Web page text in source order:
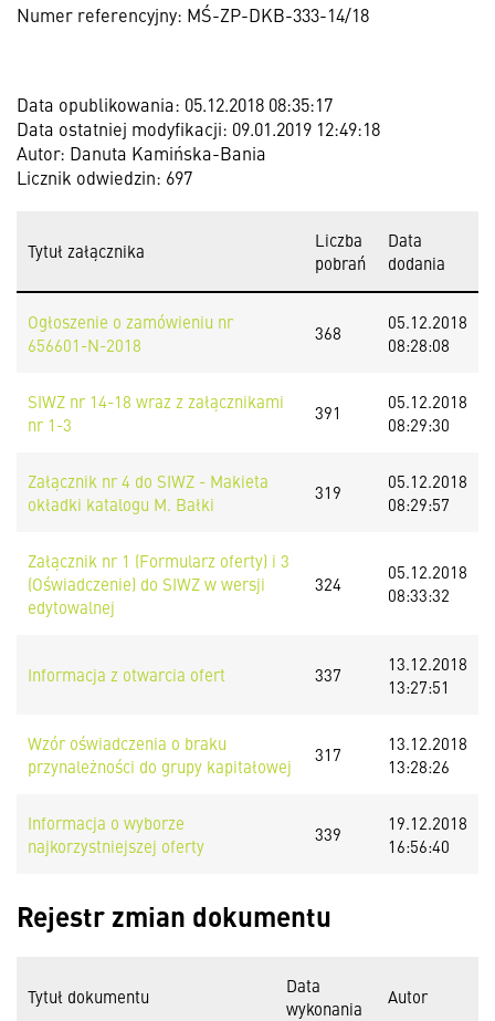
Numer referencyjny: MŚ-ZP-DKB-333-14/18
Data opublikowania: 05.12.2018 08:35:17
Data ostatniej modyfikacji: 09.01.2019 12:49:18
Autor: Danuta Kamińska-Bania
Licznik odwiedzin: 697
Tytuł załącznika
Liczba
pobrań
Data
dodania
Ogłoszenie o zamówieniu nr
656601-N-2018
368
05.12.2018
08:28:08
SIWZ nr 14-18 wraz z załącznikami
nr 1-3
391
05.12.2018
08:29:30
Załącznik nr 4 do SIWZ - Makieta
okładki katalogu M. Bałki
319
05.12.2018
08:29:57
Załącznik nr 1 (Formularz oferty) i 3
(Oświadczenie) do SIWZ w wersji
edytowalnej
324
05.12.2018
08:33:32
Informacja z otwarcia ofert 337
13.12.2018
13:27:51
Wzór oświadczenia o braku
przynależności do grupy kapitałowej
317
13.12.2018
13:28:26
Informacja o wyborze
najkorzystniejszej oferty
339
19.12.2018
16:56:40
Rejestr zmian dokumentu
Tytuł dokumentu
Data
wykonania
Autor